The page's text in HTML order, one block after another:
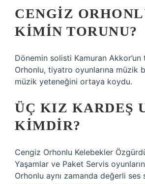
CENGIZ
KIMIN TORUNU?
Dönemin solisti Kamuran
Orhonlu, tiyatro oyunlarına müzik
müzik yeteneğini ortaya koydu.
ÜÇ KIZ KARDEŞ
KIMDIR?
Cengiz Orhonlu Kelebekler
Yaşamlar ve Paket Servis
Orhonlu aynı zamanda değerli ses